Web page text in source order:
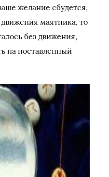
желание сбудется,
маятника, то
без движения,
на поставленный